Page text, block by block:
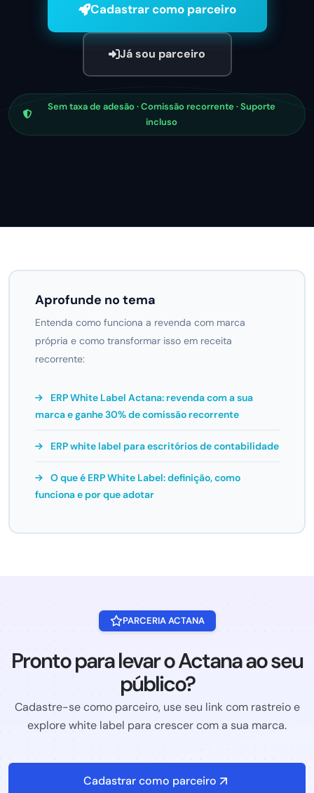
Cadastrar como parceiro
Já sou parceiro
Sem taxa de adesão · Comissão recorrente · Suporte
incluso
Aprofunde no tema
Entenda como funciona a revenda com marca
própria e como transformar isso em receita
recorrente:
ERP White Label Actana: revenda com a sua
marca e ganhe 30% de comissão recorrente
ERP white label para escritórios de contabilidade
O que é ERP White Label: definição, como
funciona e por que adotar
PARCERIA ACTANA
Pronto para levar o Actana ao seu
público?
Cadastre-se como parceiro, use seu link com rastreio e
explore white label para crescer com a sua marca.
Cadastrar como parceiro